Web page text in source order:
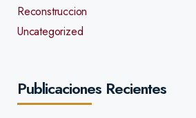
Reconstruccion
Uncategorized
Publicaciones Recientes